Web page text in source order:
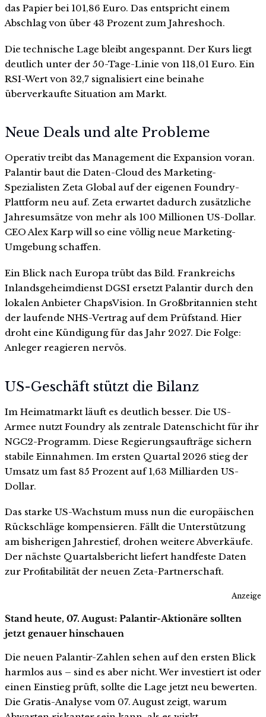
das Papier bei 101,86 Euro. Das entspricht einem
Abschlag von über 43 Prozent zum Jahreshoch.
Die technische Lage bleibt angespannt. Der Kurs liegt
deutlich unter der 50-Tage-Linie von 118,01 Euro. Ein
RSI-Wert von 32,7 signalisiert eine beinahe
überverkaufte Situation am Markt.
Neue Deals und alte Probleme
Operativ treibt das Management die Expansion voran.
Palantir baut die Daten-Cloud des Marketing-
Spezialisten Zeta Global auf der eigenen Foundry-
Plattform neu auf. Zeta erwartet dadurch zusätzliche
Jahresumsätze von mehr als 100 Millionen US-Dollar.
CEO Alex Karp will so eine völlig neue Marketing-
Umgebung schaffen.
Ein Blick nach Europa trübt das Bild. Frankreichs
Inlandsgeheimdienst DGSI ersetzt Palantir durch den
lokalen Anbieter ChapsVision. In Großbritannien steht
der laufende NHS-Vertrag auf dem Prüfstand. Hier
droht eine Kündigung für das Jahr 2027. Die Folge:
Anleger reagieren nervös.
US-Geschäft stützt die Bilanz
Im Heimatmarkt läuft es deutlich besser. Die US-
Armee nutzt Foundry als zentrale Datenschicht für ihr
NGC2-Programm. Diese Regierungsaufträge sichern
stabile Einnahmen. Im ersten Quartal 2026 stieg der
Umsatz um fast 85 Prozent auf 1,63 Milliarden US-
Dollar.
Das starke US-Wachstum muss nun die europäischen
Rückschläge kompensieren. Fällt die Unterstützung
am bisherigen Jahrestief, drohen weitere Abverkäufe.
Der nächste Quartalsbericht liefert handfeste Daten
zur Profitabilität der neuen Zeta-Partnerschaft.
Anzeige
Stand heute, 07. August: Palantir-Aktionäre sollten
jetzt genauer hinschauen
Die neuen Palantir-Zahlen sehen auf den ersten Blick
harmlos aus – sind es aber nicht. Wer investiert ist oder
einen Einstieg prüft, sollte die Lage jetzt neu bewerten.
Die Gratis-Analyse vom 07. August zeigt, warum